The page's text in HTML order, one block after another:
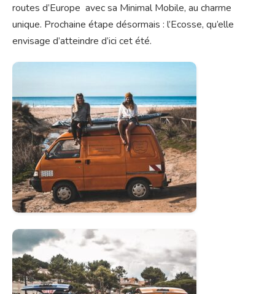
routes d’Europe avec sa Minimal Mobile, au charme
unique. Prochaine étape désormais : l’Ecosse, qu’elle
envisage d’atteindre d’ici cet été.